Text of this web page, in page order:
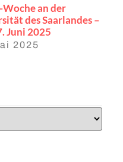
an der
des Saarlandes –
Juni 2025
2025